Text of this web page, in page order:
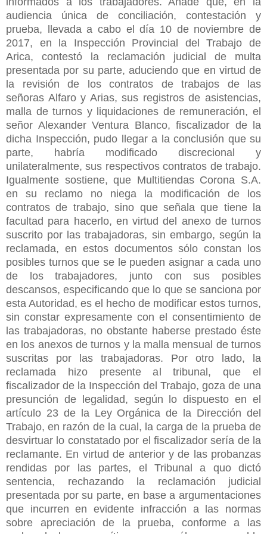
audiencia única de conciliación, contestación y
prueba, llevada a cabo el día 10 de noviembre de
2017, en la Inspección Provincial del Trabajo de
Arica, contestó la reclamación judicial de multa
presentada por su parte, aduciendo que en virtud de
la revisión de los contratos de trabajos de las
señoras Alfaro y Arias, sus registros de asistencias,
malla de turnos y liquidaciones de remuneración, el
señor Alexander Ventura Blanco, fiscalizador de la
dicha Inspección, pudo llegar a la conclusión que su
parte, habría modificado discrecional y
unilateralmente, sus respectivos contratos de trabajo.
Igualmente sostiene, que Multitiendas Corona S.A.
en su reclamo no niega la modificación de los
contratos de trabajo, sino que señala que tiene la
facultad para hacerlo, en virtud del anexo de turnos
suscrito por las trabajadoras, sin embargo, según la
reclamada, en estos documentos sólo constan los
posibles turnos que se le pueden asignar a cada uno
de los trabajadores, junto con sus posibles
descansos, especificando que lo que se sanciona por
esta Autoridad, es el hecho de modificar estos turnos,
sin constar expresamente con el consentimiento de
las trabajadoras, no obstante haberse prestado éste
en los anexos de turnos y la malla mensual de turnos
suscritas por las trabajadoras. Por otro lado, la
reclamada hizo presente al tribunal, que el
fiscalizador de la Inspección del Trabajo, goza de una
presunción de legalidad, según lo dispuesto en el
artículo 23 de la Ley Orgánica de la Dirección del
Trabajo, en razón de la cual, la carga de la prueba de
desvirtuar lo constatado por el fiscalizador sería de la
reclamante. En virtud de anterior y de las probanzas
rendidas por las partes, el Tribunal a quo dictó
sentencia, rechazando la reclamación judicial
presentada por su parte, en base a argumentaciones
que incurren en evidente infracción a las normas
sobre apreciación de la prueba, conforme a las